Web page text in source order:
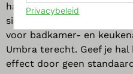
haakjes, fotolijsten,
sieradenstandaarden,
voor badkamer- en
Umbra terecht. Geef je
effect door geen
Privacybeleid